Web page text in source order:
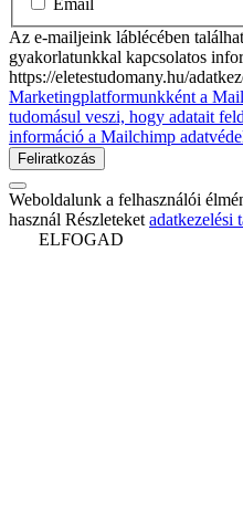
Az e-mailjeink láblécében
gyakorlatunkkal kapcsolatos
https://eletestudomany.hu/
Marketingplatformunkként a
tudomásul veszi, hogy adatait
információ a Mailchimp
Weboldalunk a felhasználói
használ Részleteket adatkezelési
ELFOGAD